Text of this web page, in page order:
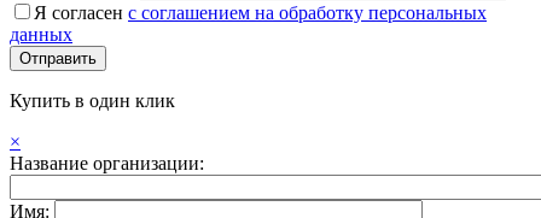
Я согласен с соглашением на обработку персональных
данных
Купить в один клик
×
Название организации:
Имя: